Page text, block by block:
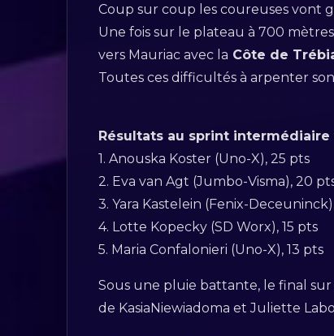
Coup sur coup les coureuses vont
Une fois sur le plateau à 700
vers Mauriac avec la Côte de
Toutes ces difficultés à arpenter
Résultats au sprint intermédiaire
1. Anouska Koster (Uno-X), 25 pts
2. Eva van Agt (Jumbo-Visma), 20
3. Yara Kastelein (Fenix-
4. Lotte Kopecky (SD Worx), 15 pts
5. Maria Confalonieri (Uno-X), 13 pts
Sous une pluie battante, le final
de KasiaNiewiadoma et Juliette